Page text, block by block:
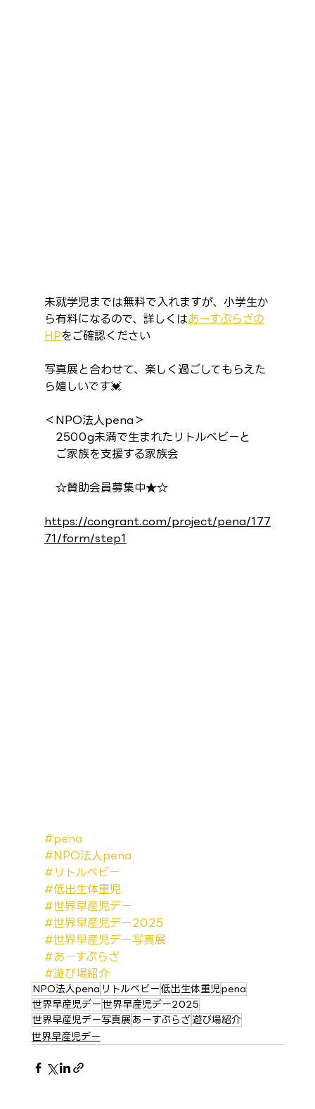
未就学児までは無料で入れますが、小学生か
ら有料になるので、詳しくはあーすぷらざの
HPをご確認ください
写真展と合わせて、楽しく過ごしてもらえた
ら嬉しいです💓
＜NPO法人pena＞
2500g未満で生まれたリトルベビーと
ご家族を支援する家族会
☆賛助会員募集中★☆
https://congrant.com/project/pena/177
71/form/step1
#pena
#NPO法人pena
#リトルベビー
#低出生体重児
#世界早産児デー
#世界早産児デー2025
#世界早産児デー写真展
#あーすぷらざ
#遊び場紹介
NPO法人pena リトルベビー低出生体重児pena
世界早産児デー世界早産児デー2025
世界早産児デー写真展あーすぷらざ遊び場紹介
世界早産児デー